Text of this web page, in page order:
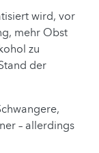
wird, vor
mehr Obst
zu
der
– allerdings